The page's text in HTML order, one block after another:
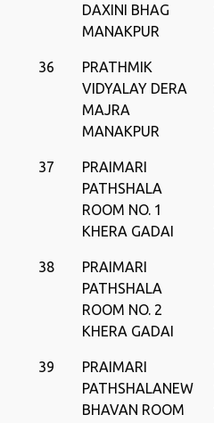
DAXINI BHAG
MANAKPUR
36
PRATHMIK
VIDYALAY DERA
MAJRA
MANAKPUR
37
PRAIMARI
PATHSHALA
ROOM NO. 1
KHERA GADAI
38
PRAIMARI
PATHSHALA
ROOM NO. 2
KHERA GADAI
39
PRAIMARI
PATHSHALANEW
BHAVAN ROOM